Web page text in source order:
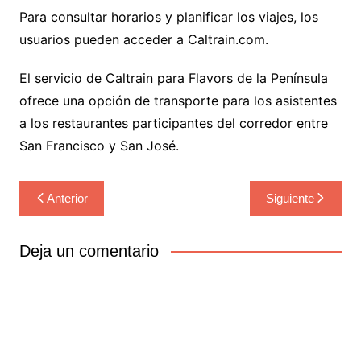
Para consultar horarios y planificar los viajes, los
usuarios pueden acceder a Caltrain.com.
El servicio de Caltrain para Flavors de la Península
ofrece una opción de transporte para los asistentes
a los restaurantes participantes del corredor entre
San Francisco y San José.
Navegación
de
entradas
Anterior Siguiente
Deja un comentario